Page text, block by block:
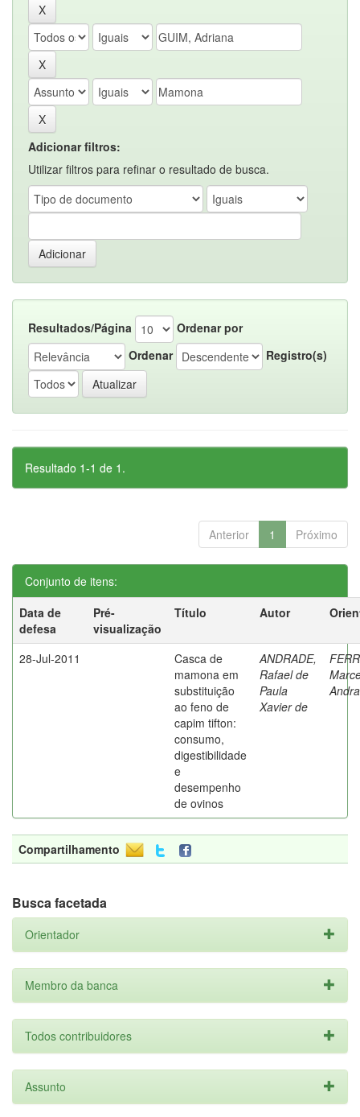
Adicionar filtros:
Utilizar filtros para refinar o resultado de busca.
Resultados/Página
Ordenar por
Ordenar
Registro(s)
Resultado 1-1 de 1.
Anterior 1 Próximo
Conjunto de itens:
Data de
defesa
Pré-
visualização
Título Autor
28-Jul-2011
Casca de
mamona em
substituição
ao feno de
capim tifton:
consumo,
digestibilidade
e
desempenho
de ovinos
ANDRADE,
Rafael de
Paula
Xavier de
Compartilhamento
Busca facetada
Orientador
Membro da banca
Todos contribuidores
Assunto